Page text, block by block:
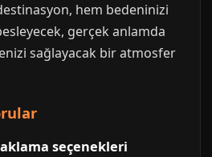
hem bedeninizi
gerçek anlamda
sağlayacak bir atmosfer
seçenekleri